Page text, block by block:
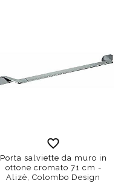
Porta salviette da muro in
ottone cromato 71 cm -
Alizè, Colombo Design